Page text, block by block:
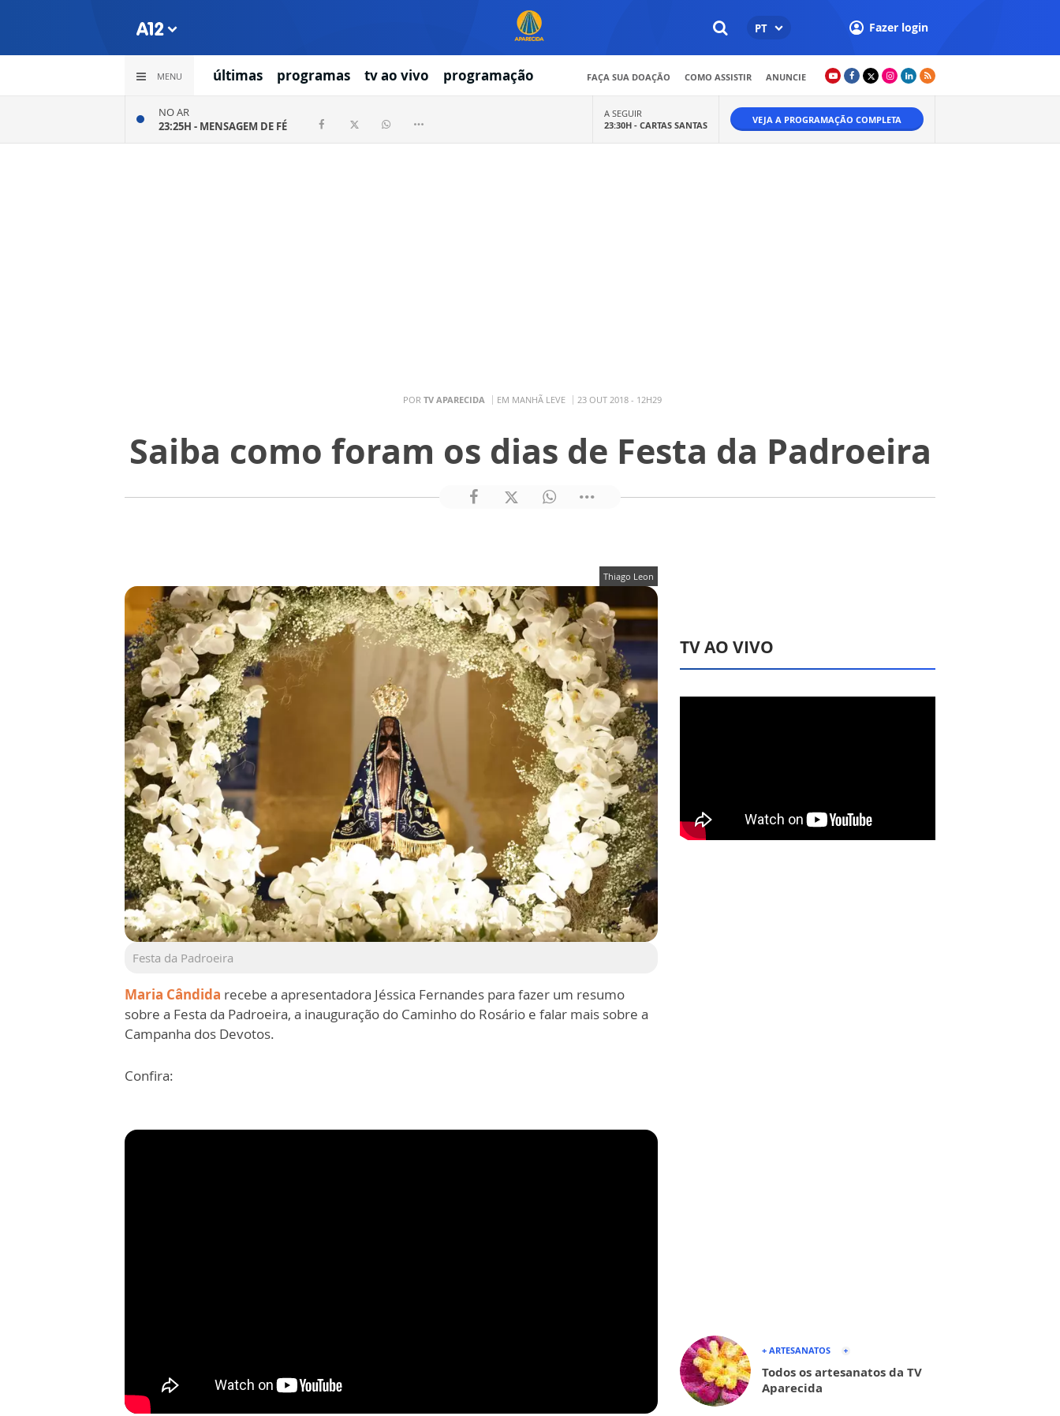
PT Fazer login
MENU últimas programas tv ao vivo programação FAÇA SUA DOAÇÃO COMO ASSISTIR ANUNCIE
NO AR
23:25H - MENSAGEM DE FÉ
A SEGUIR
23:30H - CARTAS SANTAS VEJA A PROGRAMAÇÃO COMPLETA
POR TV APARECIDA EM MANHÃ LEVE 23 OUT 2018 - 12H29
Saiba como foram os dias de Festa da Padroeira
Thiago Leon
Festa da Padroeira
Maria Cândida recebe a apresentadora Jéssica Fernandes para fazer um resumo
sobre a Festa da Padroeira, a inauguração do Caminho do Rosário e falar mais sobre a
Campanha dos Devotos.
Confira:
TV AO VIVO
+ ARTESANATOS
Todos os artesanatos da TV
Aparecida